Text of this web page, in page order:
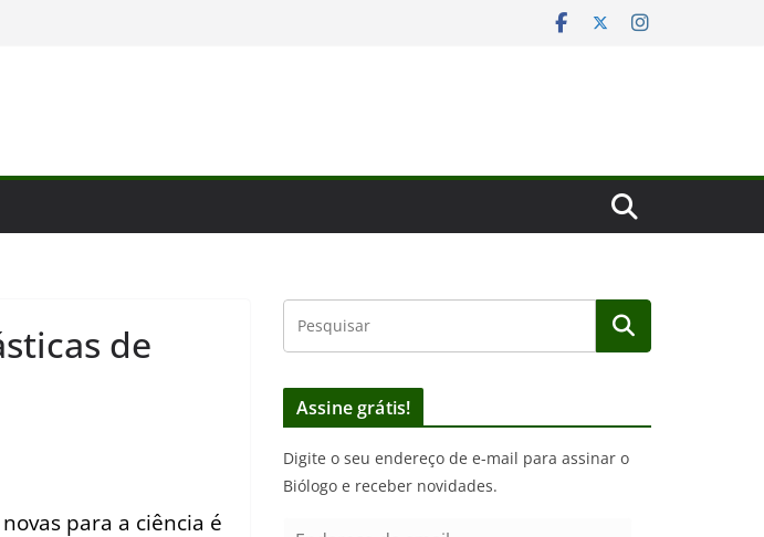
de
para a ciência é
Assine grátis!
Digite o seu endereço de e-mail para assinar o
Biólogo e receber novidades.